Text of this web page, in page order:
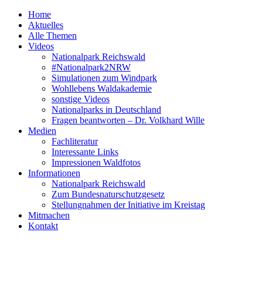
Home
Aktuelles
Alle Themen
Videos
Nationalpark Reichswald
#Nationalpark2NRW
Simulationen zum Windpark
Wohllebens Waldakademie
sonstige Videos
Nationalparks in Deutschland
Fragen beantworten – Dr. Volkhard Wille
Medien
Fachliteratur
Interessante Links
Impressionen Waldfotos
Informationen
Nationalpark Reichswald
Zum Bundesnaturschutzgesetz
Stellungnahmen der Initiative im Kreistag
Mitmachen
Kontakt